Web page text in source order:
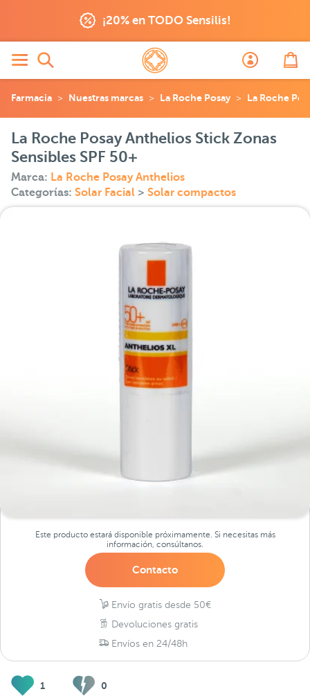
¡20% en TODO Sensilis!
Farmacia Nuestras marcas La Roche Posay La Roche
La Roche Posay Anthelios Stick Zonas
Sensibles SPF 50+
Marca: La Roche Posay Anthelios
Categorías: Solar Facial > Solar compactos
Este producto estará disponible próximamente. Si necesitas más
información, consúltanos.
Contacto
Envío gratis desde 50€
Devoluciones gratis
Envíos en 24/48h
1 0